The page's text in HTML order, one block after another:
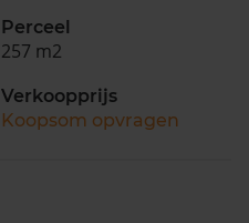
Perceel
257 m2
Verkoopprijs
Koopsom opvragen